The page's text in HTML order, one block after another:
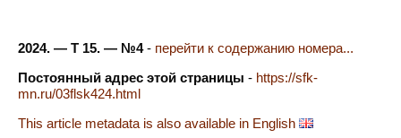
2024. — Т 15. — №4- перейти к содержанию номера...
Постоянный адрес этой страницы - https://sfk-
mn.ru/03flsk424.html
This article metadata is also available in English